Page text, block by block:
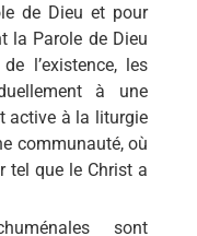
de Dieu et pour
la Parole de Dieu
l’existence, les
à une
active à la liturgie
communauté, où
tel que le Christ a
sont